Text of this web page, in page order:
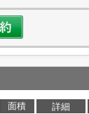
面積 詳細